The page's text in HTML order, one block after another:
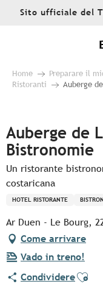
AllerSito ufficiale del
Home Preparare il
Ristoranti
Auberge
Auberge de
Bistronomie
Un ristorante
costaricana
HOTEL RISTORANTE
Ar Duen - Le Bourg,
Come arrivare
Vado in treno!
Condividere